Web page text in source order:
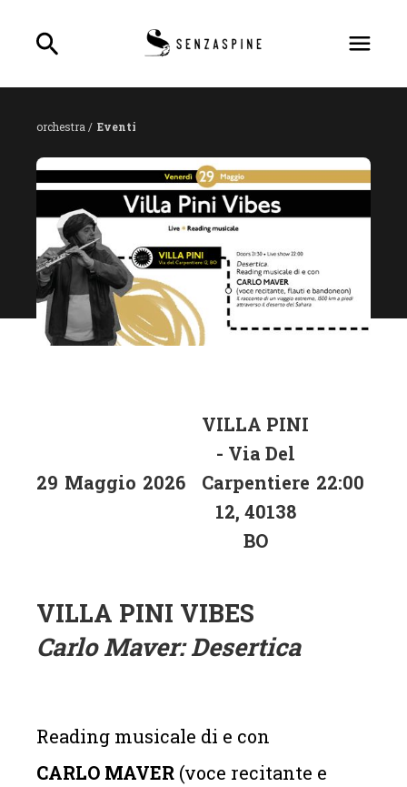
orchestra / Eventi
29 Maggio 2026
VILLA PINI
- Via Del
Carpentiere
12, 40138
BO
22:00
VILLA PINI VIBES
Carlo Maver: Desertica
Reading musicale di e con
CARLO MAVER (voce recitante e